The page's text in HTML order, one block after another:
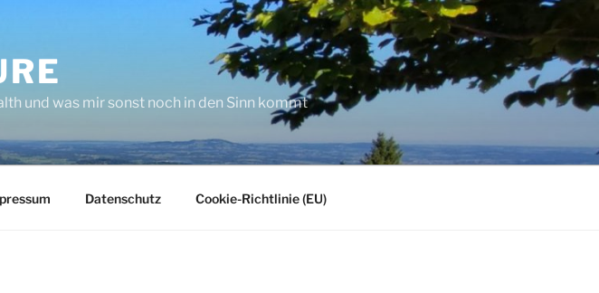
und was mir sonst noch in den Sinn kommt
Datenschutz Cookie-Richtlinie (EU)